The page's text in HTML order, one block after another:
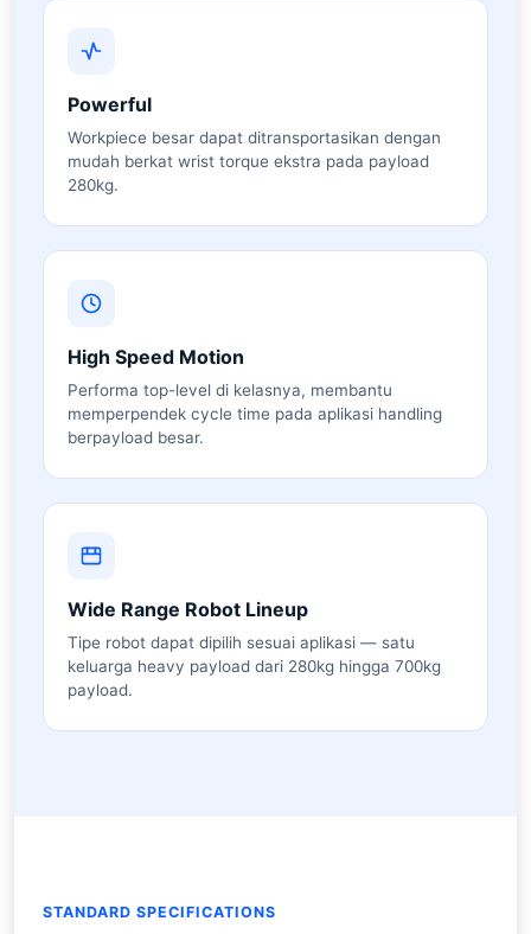
Powerful
Workpiece besar dapat ditransportasikan dengan
mudah berkat wrist torque ekstra pada payload
280kg.
High Speed Motion
Performa top-level di kelasnya, membantu
memperpendek cycle time pada aplikasi handling
berpayload besar.
Wide Range Robot Lineup
Tipe robot dapat dipilih sesuai aplikasi — satu
keluarga heavy payload dari 280kg hingga 700kg
payload.
STANDARD SPECIFICATIONS